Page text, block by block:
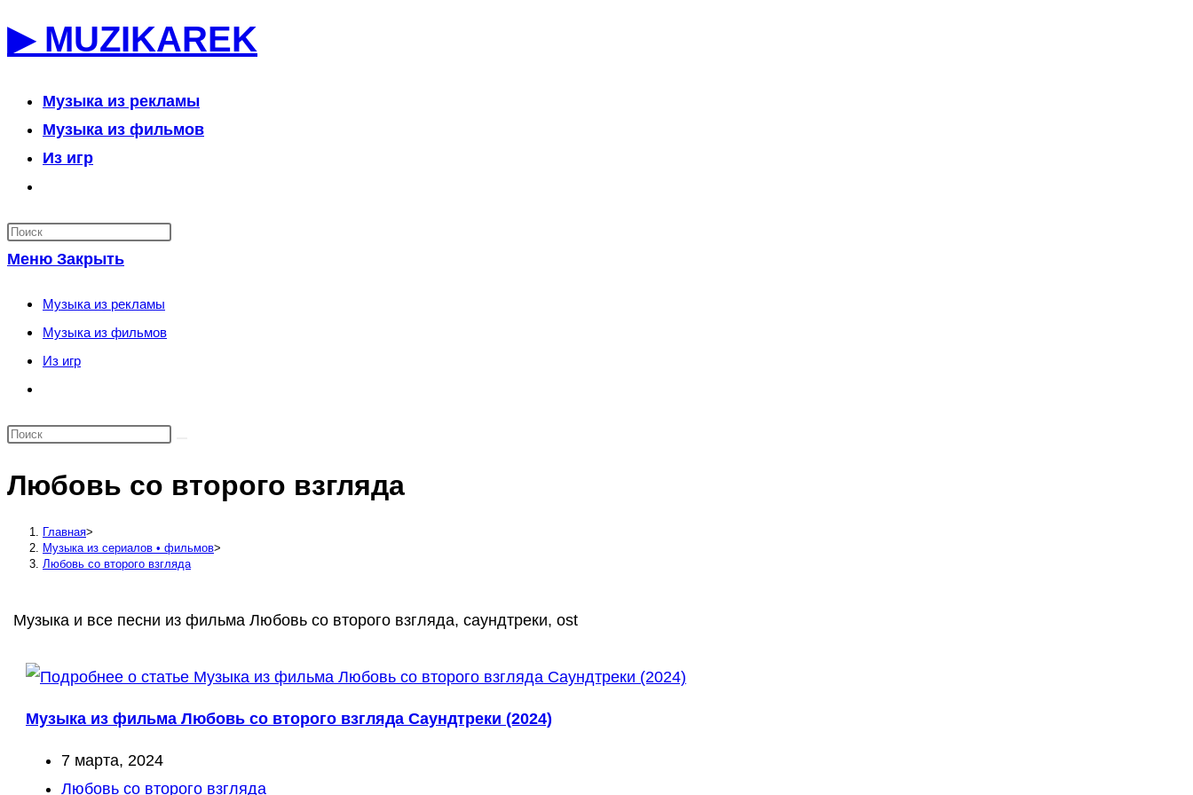
к▶ MUZIKAREK
Музыка из рекламы
Музыка из фильмов
Из игр
по
веб-
сайту
Меню Закрыть
Музыка из рекламы
Музыка из фильмов
Из игр
по
сайту
Любовь со второго взгляда
Главная>
Музыка из сериалов • фильмов>
Любовь со второго взгляда
Музыка и все песни из фильма Любовь со второго взгляда, саундтреки, ost
Музыка из фильма Любовь со второго взгляда Саундтреки (2024)
Запись
опубликована:
7 марта, 2024
Рубрика
Любовь со второго взгляда